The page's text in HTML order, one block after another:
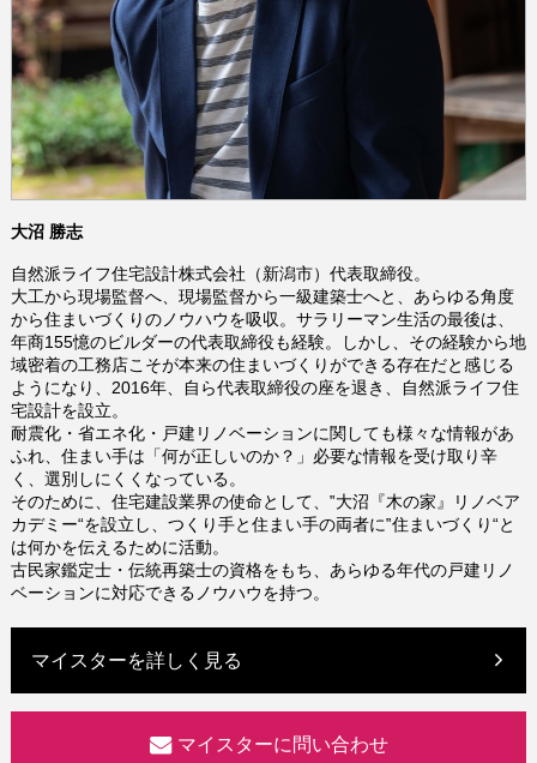
大沼 勝志
自然派ライフ住宅設計株式会社（新潟市）代表取締役。
大工から現場監督へ、現場監督から一級建築士へと、あらゆる角度
から住まいづくりのノウハウを吸収。サラリーマン生活の最後は、
年商155憶のビルダーの代表取締役も経験。しかし、その経験から地
域密着の工務店こそが本来の住まいづくりができる存在だと感じる
ようになり、2016年、自ら代表取締役の座を退き、自然派ライフ住
宅設計を設立。
耐震化・省エネ化・戸建リノベーションに関しても様々な情報があ
ふれ、住まい手は「何が正しいのか？」必要な情報を受け取り辛
く、選別しにくくなっている。
そのために、住宅建設業界の使命として、‟大沼『木の家』リノベア
カデミー“を設立し、つくり手と住まい手の両者に‟住まいづくり“と
は何かを伝えるために活動。
古民家鑑定士・伝統再築士の資格をもち、あらゆる年代の戸建リノ
ベーションに対応できるノウハウを持つ。
マイスターを詳しく見る
マイスターに問い合わせ